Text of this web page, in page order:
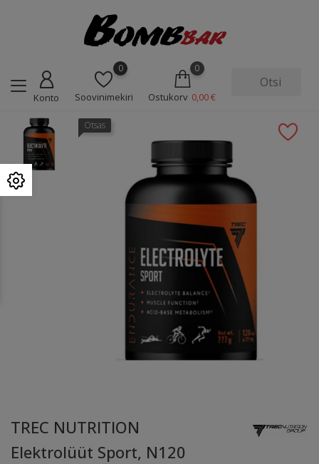
Konto
0
Soovinimekiri
0
Ostukorv 0,00 €
Otsas
TREC NUTRITION
Elektrolüüt Sport, N120